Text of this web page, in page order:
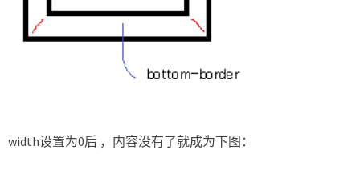
width设置为0后 ，内容没有了就成为下图：